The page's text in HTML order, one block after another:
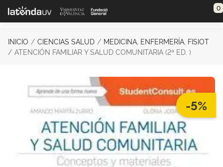
Saltar al contenido principal 0
INICIO CIENCIAS SALUD
MEDICINA, ENFERMERÍA, FISIOT
ATENCIÓN FAMILIAR Y SALUD COMUNITARIA (2ª ED. )
-5%